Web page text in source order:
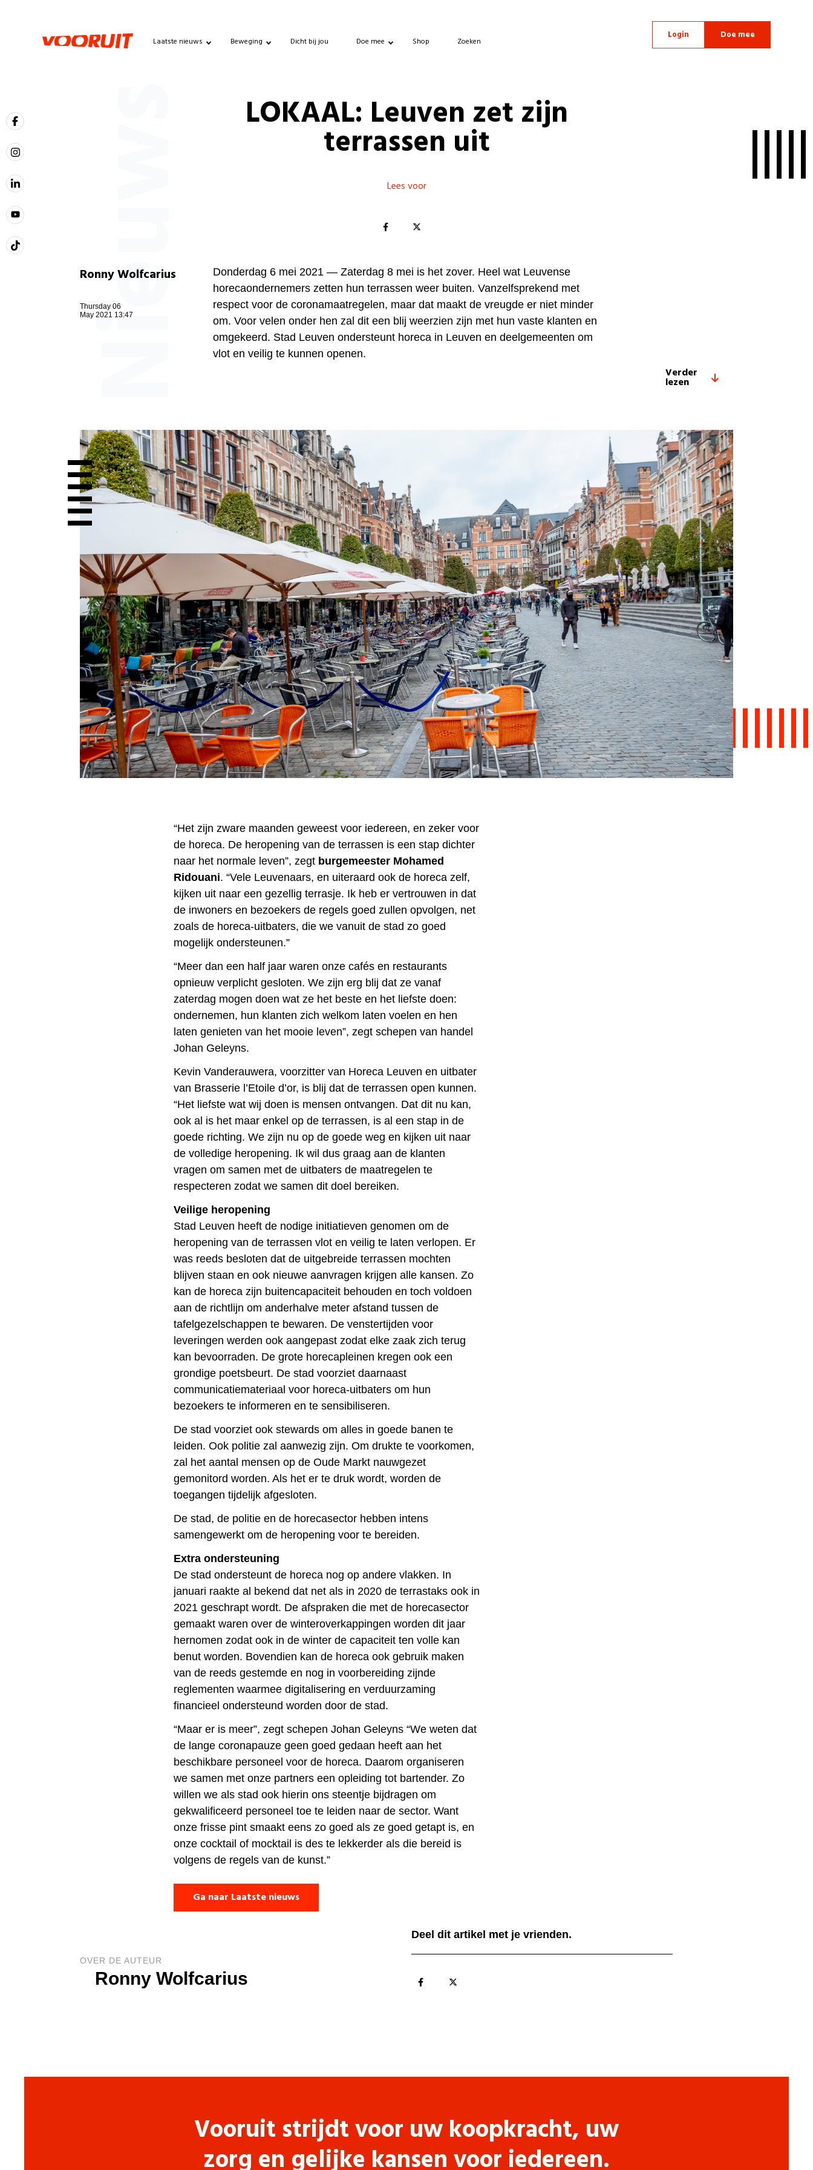
Laatste nieuws Beweging Dicht bij jou Doe mee Shop Zoeken
Login Doe mee
Nieuws LOKAAL: Leuven zet zijn
terrassen uit
Lees voor
Ronny Wolfcarius
Thursday 06
May 2021 13:47
Donderdag 6 mei 2021 — Zaterdag 8 mei is het zover. Heel wat Leuvense
horecaondernemers zetten hun terrassen weer buiten. Vanzelfsprekend met
respect voor de coronamaatregelen, maar dat maakt de vreugde er niet minder
om. Voor velen onder hen zal dit een blij weerzien zijn met hun vaste klanten en
omgekeerd. Stad Leuven ondersteunt horeca in Leuven en deelgemeenten om
vlot en veilig te kunnen openen.
Verder
lezen
“Het zijn zware maanden geweest voor iedereen, en zeker voor
de horeca. De heropening van de terrassen is een stap dichter
naar het normale leven”, zegt burgemeester Mohamed
Ridouani. “Vele Leuvenaars, en uiteraard ook de horeca zelf,
kijken uit naar een gezellig terrasje. Ik heb er vertrouwen in dat
de inwoners en bezoekers de regels goed zullen opvolgen, net
zoals de horeca-uitbaters, die we vanuit de stad zo goed
mogelijk ondersteunen.”
“Meer dan een half jaar waren onze cafés en restaurants
opnieuw verplicht gesloten. We zijn erg blij dat ze vanaf
zaterdag mogen doen wat ze het beste en het liefste doen:
ondernemen, hun klanten zich welkom laten voelen en hen
laten genieten van het mooie leven”, zegt schepen van handel
Johan Geleyns.
Kevin Vanderauwera, voorzitter van Horeca Leuven en uitbater
van Brasserie l’Etoile d’or, is blij dat de terrassen open kunnen.
“Het liefste wat wij doen is mensen ontvangen. Dat dit nu kan,
ook al is het maar enkel op de terrassen, is al een stap in de
goede richting. We zijn nu op de goede weg en kijken uit naar
de volledige heropening. Ik wil dus graag aan de klanten
vragen om samen met de uitbaters de maatregelen te
respecteren zodat we samen dit doel bereiken.
Veilige heropening
Stad Leuven heeft de nodige initiatieven genomen om de
heropening van de terrassen vlot en veilig te laten verlopen. Er
was reeds besloten dat de uitgebreide terrassen mochten
blijven staan en ook nieuwe aanvragen krijgen alle kansen. Zo
kan de horeca zijn buitencapaciteit behouden en toch voldoen
aan de richtlijn om anderhalve meter afstand tussen de
tafelgezelschappen te bewaren. De venstertijden voor
leveringen werden ook aangepast zodat elke zaak zich terug
kan bevoorraden. De grote horecapleinen kregen ook een
grondige poetsbeurt. De stad voorziet daarnaast
communicatiemateriaal voor horeca-uitbaters om hun
bezoekers te informeren en te sensibiliseren.
De stad voorziet ook stewards om alles in goede banen te
leiden. Ook politie zal aanwezig zijn. Om drukte te voorkomen,
zal het aantal mensen op de Oude Markt nauwgezet
gemonitord worden. Als het er te druk wordt, worden de
toegangen tijdelijk afgesloten.
De stad, de politie en de horecasector hebben intens
samengewerkt om de heropening voor te bereiden.
Extra ondersteuning
De stad ondersteunt de horeca nog op andere vlakken. In
januari raakte al bekend dat net als in 2020 de terrastaks ook in
2021 geschrapt wordt. De afspraken die met de horecasector
gemaakt waren over de winteroverkappingen worden dit jaar
hernomen zodat ook in de winter de capaciteit ten volle kan
benut worden. Bovendien kan de horeca ook gebruik maken
van de reeds gestemde en nog in voorbereiding zijnde
reglementen waarmee digitalisering en verduurzaming
financieel ondersteund worden door de stad.
“Maar er is meer”, zegt schepen Johan Geleyns “We weten dat
de lange coronapauze geen goed gedaan heeft aan het
beschikbare personeel voor de horeca. Daarom organiseren
we samen met onze partners een opleiding tot bartender. Zo
willen we als stad ook hierin ons steentje bijdragen om
gekwalificeerd personeel toe te leiden naar de sector. Want
onze frisse pint smaakt eens zo goed als ze goed getapt is, en
onze cocktail of mocktail is des te lekkerder als die bereid is
volgens de regels van de kunst.”
Ga naar Laatste nieuws
OVER DE AUTEUR
Ronny Wolfcarius
Deel dit artikel met je vrienden.
Vooruit strijdt voor uw koopkracht, uw
zorg en gelijke kansen voor iedereen.